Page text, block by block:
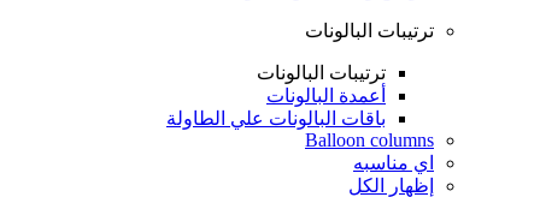
ترتيبات البالونات
ترتيبات البالونات
أعمدة البالونات
باقات البالونات علي الطاولة
Balloon columns
اي مناسبه
إظهار الكل